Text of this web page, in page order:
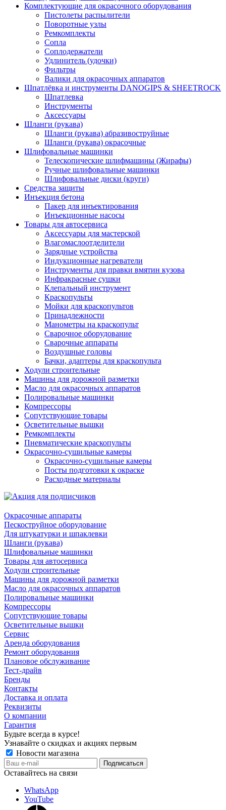
Комплектующие для окрасочного оборудования
Пистолеты распылители
Поворотные узлы
Ремкомплекты
Сопла
Соплодержатели
Удлинитель (удочки)
Фильтры
Валики для окрасочных аппаратов
Шпатлёвка и инструменты DANOGIPS & SHEETROCK
Шпатлевка
Инструменты
Аксессуары
Шланги (рукава)
Шланги (рукава) абразивоструйные
Шланги (рукава) окрасочные
Шлифовальные машинки
Телескопические шлифмашины (Жирафы)
Ручные шлифовальные машинки
Шлифовальные диски (круги)
Средства защиты
Инъекция бетона
Пакер для инъектирования
Инъекционные насосы
Товары для автосервиса
Аксессуары для мастерской
Влагомаслоотделители
Зарядные устройства
Индукционные нагреватели
Инструменты для правки вмятин кузова
Инфракрасные сушки
Клепальный инструмент
Краскопульты
Мойки для краскопультов
Принадлежности
Манометры на краскопульт
Сварочное оборудование
Сварочные аппараты
Воздушные головы
Бачки, адаптеры для краскопульта
Ходули строительные
Машины для дорожной разметки
Масло для окрасочных аппаратов
Полировальные машинки
Компрессоры
Сопутствующие товары
Осветительные вышки
Ремкомплекты
Пневматические краскопульты
Окрасочно-сушильные камеры
Окрасочно-сушильные камеры
Посты подготовки к окраске
Расходные материалы
Окрасочные аппараты
Пескоструйное оборудование
Для штукатурки и шпаклевки
Шланги (рукава)
Шлифовальные машинки
Товары для автосервиса
Ходули строительные
Машины для дорожной разметки
Масло для окрасочных аппаратов
Полировальные машинки
Компрессоры
Сопутствующие товары
Осветительные вышки
Сервис
Аренда оборудования
Ремонт оборудования
Плановое обслуживание
Тест-драйв
Бренды
Контакты
Доставка и оплата
Реквизиты
О компании
Гарантия
Будьте всегда в курсе!
Узнавайте о скидках и акциях первым
Новости магазина
Оставайтесь на связи
WhatsApp
YouTube